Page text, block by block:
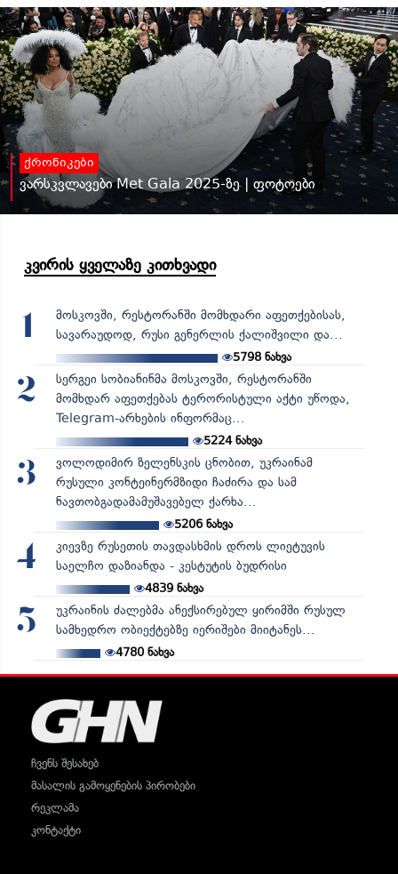
ქრონიკები
ვარსკვლავები Met Gala 2025-ზე | ფოტოები
კვირის ყველაზე კითხვადი
1
მოსკოვში, რესტორანში მომხდარი აფეთქებისას,
სავარაუდოდ, რუსი გენერლის ქალიშვილი და...
5798 ნახვა
2
სერგეი სობიანინმა მოსკოვში, რესტორანში
მომხდარ აფეთქებას ტერორისტული აქტი უწოდა,
Telegram-არხების ინფორმაც...
5224ნახვა
3
ვოლოდიმირ ზელენსკის ცნობით, უკრაინამ
რუსული კონტეინერმზიდი ჩაძირა და სამ
ნავთობგადამამუშავებელ ქარხა...
5206ნახვა
4
კიევზე რუსეთის თავდასხმის დროს ლიეტუვის
საელჩო დაზიანდა - კესტუტის ბუდრისი
4839ნახვა
5
უკრაინის ძალებმა ანექსირებულ ყირიმში რუსულ
სამხედრო ობიექტებზე იერიშები მიიტანეს...
4780ნახვა
ჩვენს შესახებ
მასალის გამოყენების პირობები
რეკლამა
კონტაქტი